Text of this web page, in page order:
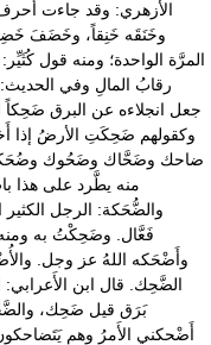
الأزهري: وقد جاءت
وخَنَقَه خَنِقاً، وخَضَفَ
المرَّة الواحدة؛ ومنه قول
رقابُ المالِ وفي
جعل انجلاءه عن البرق ضَحِكاً
وكقولهم ضَحِكَتِ الأرضُ إذا
ضاحك وضَحَّاك وضَحُوك
منه يطَّرد على هذا
والضُّحَكة: الرجل
فَعَّال. وضَحِكْتُ به
وأَضْحَكه اللهُ عز وجل.
الضَّحِك. قال ابن
بَرَق قيل ضَحِك،
أَضْحكني الأَمرُ وهم